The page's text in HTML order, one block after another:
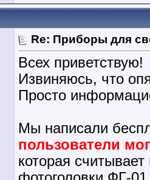
Re: Приборы для
Всех приветствую!
Извиняюсь, что
Просто
Мы написали
пользователи
которая